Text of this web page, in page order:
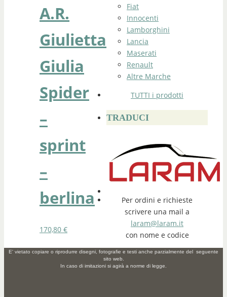
A.R.
Giulietta
Giulia
Spider
–
sprint
–
berlina
170,80 €
Fiat
Innocenti
Lamborghini
Lancia
Maserati
Renault
Altre Marche
TUTTI i prodotti
TRADUCI
Per ordini e richieste
scrivere una mail a
laram@laram.it
con nome e codice
E' vietato copiare o riprodurre disegni, fotografie e testi anche parzialmente del seguente
sito web.
In caso di imitazioni si agirà a norme di legge.